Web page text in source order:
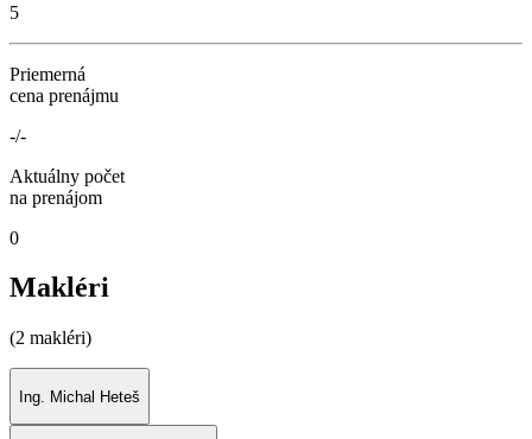
5
Priemerná
cena prenájmu
-/-
Aktuálny počet
na prenájom
0
Makléri
(2 makléri)
Ing. Michal Heteš